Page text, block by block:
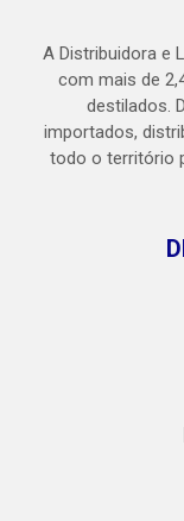
A Distribuidora e
com mais de
destilados.
importados,
todo o território